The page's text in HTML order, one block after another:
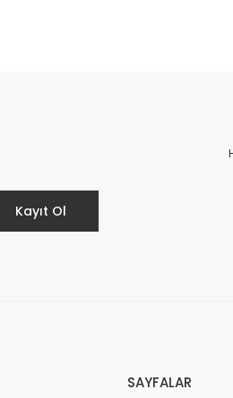
Kayıt Ol
SAYFALAR